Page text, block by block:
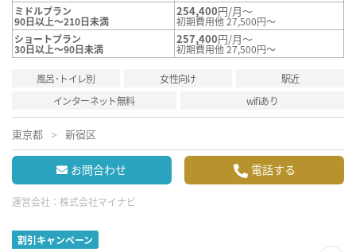
ミドルプラン
90日以上～210日未満
254,400円/月～
初期費用他 27,500円～
ショートプラン
30日以上～90日未満
257,400円/月～
初期費用他 27,500円～
風呂･トイレ別 女性向け
駅近
インターネット無料
wifiあり
東京都 新宿区
お問合わせ 電話する
運営会社： 株式会社マイナビ
割引キャンペーン